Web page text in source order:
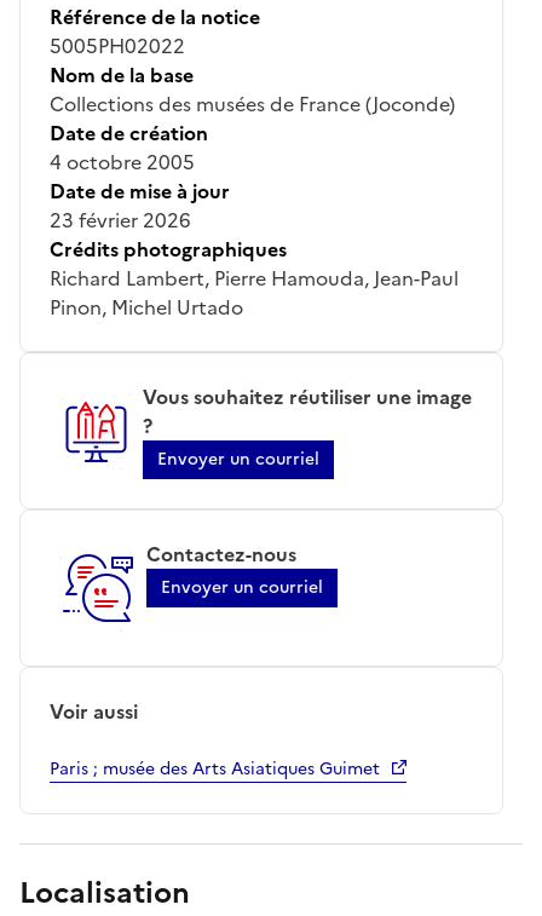
Référence de la notice
5005PH02022
Nom de la base
Collections des musées de France (Joconde)
Date de création
4 octobre 2005
Date de mise à jour
23 février 2026
Crédits photographiques
Richard Lambert, Pierre Hamouda, Jean-Paul
Pinon, Michel Urtado
Vous souhaitez réutiliser une image
?
Envoyer un courriel
Contactez-nous
Envoyer un courriel
Voir aussi
Paris ; musée des Arts Asiatiques Guimet
Localisation